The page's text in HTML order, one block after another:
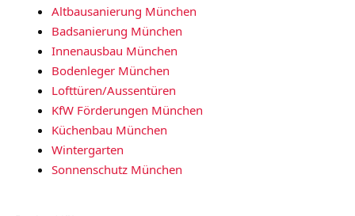
Altbausanierung München
Badsanierung München
Innenausbau München
Bodenleger München
Lofttüren/Aussentüren
KfW Förderungen München
Küchenbau München
Wintergarten
Sonnenschutz München